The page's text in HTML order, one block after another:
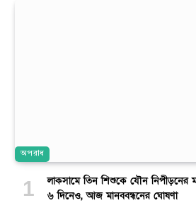
অপরাধ
লাকসামে তিন শিশুকে যৌন নিপীড়নের
৬ দিনেও, আজ মানববন্ধনের ঘোষণা